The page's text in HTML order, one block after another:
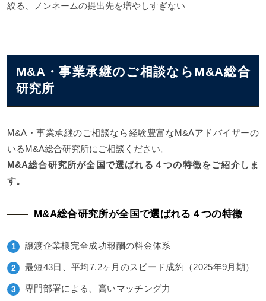
絞る、ノンネームの提出先を増やしすぎない
M&A・事業承継のご相談ならM&A総合
研究所
M&A・事業承継のご相談なら経験豊富なM&Aアドバイザーの
いるM&A総合研究所にご相談ください。
M&A総合研究所が全国で選ばれる４つの特徴をご紹介しま
す。
M&A総合研究所が全国で選ばれる４つの特徴
譲渡企業様完全成功報酬の料金体系
最短43日、平均7.2ヶ月のスピード成約（2025年9月期）
専門部署による、高いマッチング力